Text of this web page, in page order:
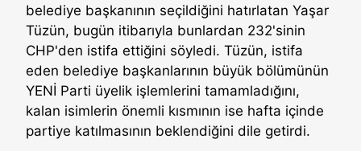
belediye başkanının seçildiğini hatırlatan Yaşar
Tüzün, bugün itibarıyla bunlardan 232'sinin
CHP'den istifa ettiğini söyledi. Tüzün, istifa
eden belediye başkanlarının büyük bölümünün
YENİ Parti üyelik işlemlerini tamamladığını,
kalan isimlerin önemli kısmının ise hafta içinde
partiye katılmasının beklendiğini dile getirdi.